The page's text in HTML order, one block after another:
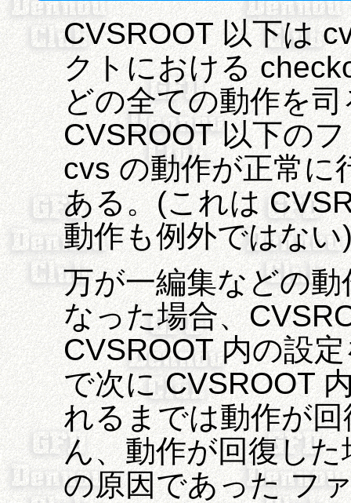
CVSROOT 以下は
クトにおける
どの全ての動作を
CVSROOT 以下の
cvs の動作が正常に
ある。(これは
動作も例外ではない
万が一編集などの
なった場合、
CVSROOT 内の設
で次に CVSROOT
れるまでは動作が
ん、動作が回復し
の原因であった フ